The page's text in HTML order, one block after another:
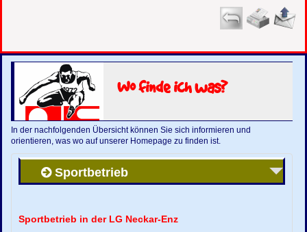
Wo finde ich was?
In der nachfolgenden Übersicht können Sie sich informieren und
orientieren, was wo auf unserer Homepage zu finden ist.
Sportbetrieb
Sportbetrieb in der LG Neckar-Enz